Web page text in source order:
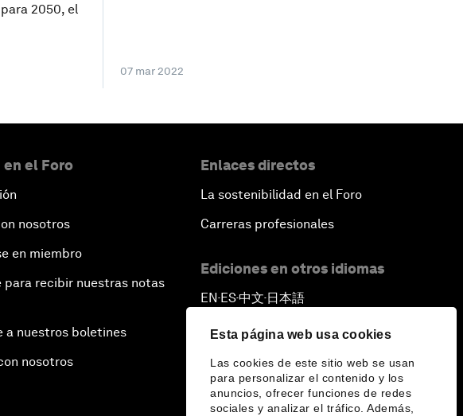
Esta página web usa cookies
Las cookies de este sitio web se usan
para personalizar el contenido y los
anuncios, ofrecer funciones de redes
sociales y analizar el tráfico. Además,
2050, el
07 mar 2022
el Foro
nosotros
en miembro
para recibir nuestras notas
a nuestros boletines
nosotros
Enlaces directos
La sostenibilidad en el Foro
Carreras profesionales
Ediciones en otros idiomas
EN ▪ ES▪中文▪ 日本語